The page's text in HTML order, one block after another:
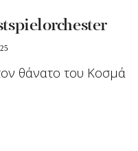
θάνατο του Κοσμά